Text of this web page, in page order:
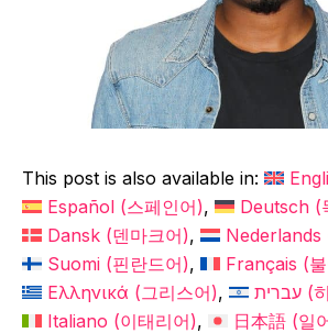
This post is also available in:
Español(스페인어) Deutsch(
Dansk(덴마크어) Nederlands
Suomi(핀란드어) Français (
Ελληνικά (그리스어) עברית(
Italiano (이태리어) 日本語(일